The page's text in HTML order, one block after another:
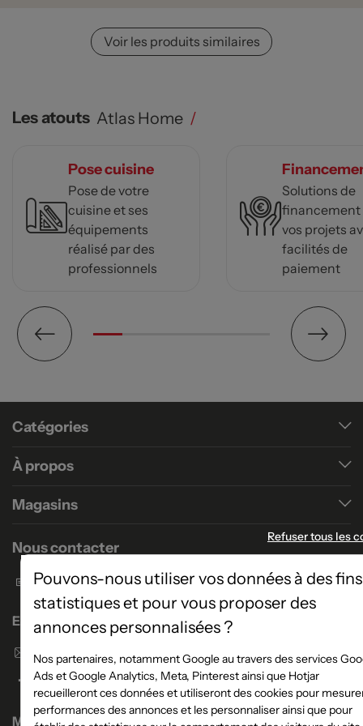
Voir les produits similaires
Les atouts Atlas Home /
Pose cuisine
Pose de votre
cuisine et ses
équipements
réalisé par des
professionnels
Solutions de
financement
vos projets
facilités de
paiement
Catégories
À propos
Magasins
Nous contacter
Formulaire de contact
Enseigne Atlas Home
Envoyer un email
Magasins
Refuser tous les
Pouvons-nous utiliser vos données à des fins
statistiques et pour vous proposer des
annonces personnalisées ?
Nos partenaires, notamment Google au travers des services
Ads et Google Analytics, Meta, Pinterest ainsi que Hotjar
recueilleront ces données et utiliseront des cookies pour
performances des annonces et les personnaliser ainsi que pour